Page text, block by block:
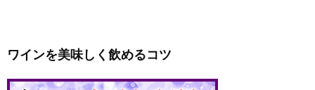
ワインを美味しく飲めるコツ